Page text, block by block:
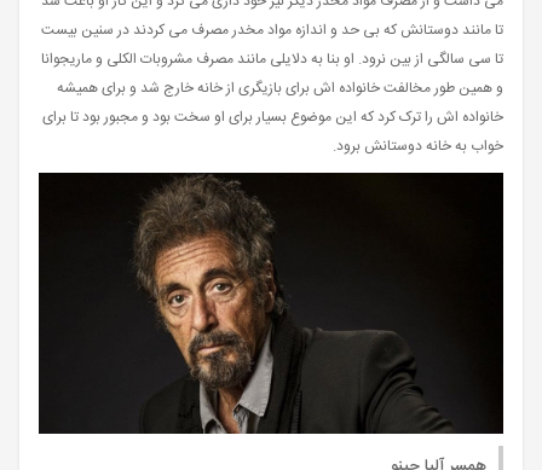
تا مانند دوستانش که بی حد و اندازه مواد مخدر مصرف می کردند در سنین بیست
تا سی سالگی از بین نرود. او بنا به دلایلی مانند مصرف مشروبات الکلی و ماریجوانا
و همین طور مخالفت خانواده اش برای بازیگری از خانه خارج شد و برای همیشه
خانواده اش را ترک کرد که این موضوع بسیار برای او سخت بود و مجبور بود تا برای
خواب به خانه دوستانش برود.